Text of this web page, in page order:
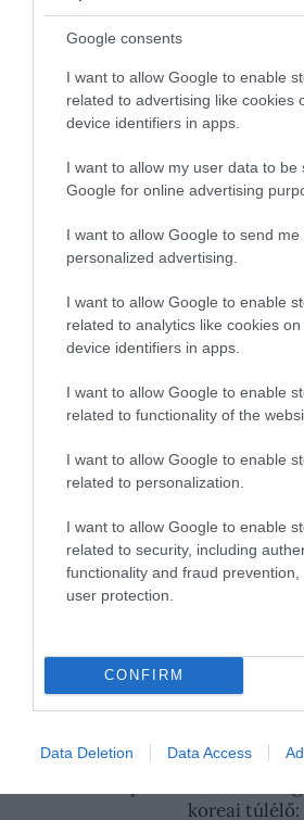
Google consents
I want to allow Google to enable
related to advertising like cookies
device identifiers in apps.
I want to allow my user data to be
Google for online advertising
I want to allow Google to send me
personalized advertising.
I want to allow Google to enable
related to analytics like cookies
device identifiers in apps.
I want to allow Google to enable
related to functionality of the
I want to allow Google to enable
related to personalization.
I want to allow Google to enable
related to security, including
functionality and fraud
user protection.
CONFIRM
Data Deletion Data Access
Ajánljuk figyelmedbe!Dűne 2:
különbség a film és a könyv
csapatának
tervezte, hogy egy valódi
filmre, de a jordániai forgatáson
A 2022. október 25-én lezajlott
25 percen át tartott, ez idő alatt
át takarta el. A kevesebb fény
számára, hogy közvetlenül a
kamerákat, és valós időben
legerősebb képe.
DŰNE DŰNE MÁSODIK
TIMOTHÉE CHALAMET
DENIS VILLENEUVE
KULTÚRA
Kína…
2026. JÚLIUS 17. ●
koreai túlélő: